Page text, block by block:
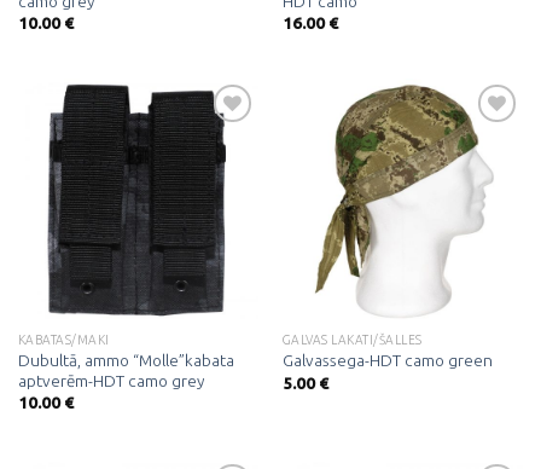
10.00€
16.00€
Pievienot
vēlmju
sarakstam
KABATAS/MAKI
Dubultā, ammo “Molle”kabata
aptverēm-HDT camo grey
10.00€
Pievienot
vēlmju
sarakstam
GALVAS LAKATI/ŠALLES
Galvassega-HDT camo green
5.00€